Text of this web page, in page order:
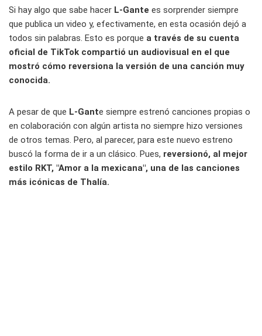
Si hay algo que sabe hacer L-Gante es sorprender siempre
que publica un video y, efectivamente, en esta ocasión dejó a
todos sin palabras. Esto es porque a través de su cuenta
oficial de TikTok compartió un audiovisual en el que
mostró cómo reversiona la versión de una canción muy
conocida.
A pesar de que L-Gante siempre estrenó canciones propias o
en colaboración con algún artista no siempre hizo versiones
de otros temas. Pero, al parecer, para este nuevo estreno
buscó la forma de ir a un clásico. Pues, reversionó, al mejor
estilo RKT, "Amor a la mexicana", una de las canciones
más icónicas de Thalía.